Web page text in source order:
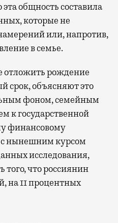
общность составила
которые не
или, напротив,
в семье.
рождение
срок, объясняют это
фоном, семейным
к государственной
финансовому
нынешним курсом
исследования,
того, что россиянин
на 11 процентных